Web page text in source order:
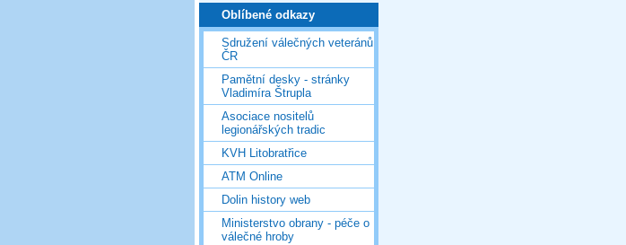
Oblíbené odkazy
Sdružení válečných veteránů
ČR
Pamětní desky - stránky
Vladimíra Štrupla
Asociace nositelů
legionářských tradic
KVH Litobratřice
ATM Online
Dolin history web
Ministerstvo obrany - péče o
válečné hroby